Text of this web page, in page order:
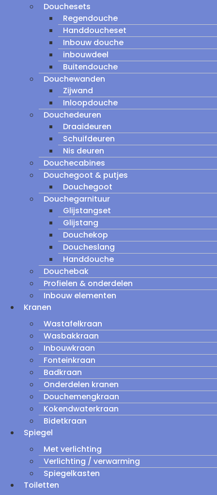
Douchesets
Regendouche
Handdoucheset
Inbouw douche
inbouwdeel
Buitendouche
Douchewanden
Zijwand
Inloopdouche
Douchedeuren
Draaideuren
Schuifdeuren
Nis deuren
Douchecabines
Douchegoot & putjes
Douchegoot
Douchegarnituur
Glijstangset
Glijstang
Douchekop
Doucheslang
Handdouche
Douchebak
Profielen & onderdelen
Inbouw elementen
Kranen
Wastafelkraan
Wasbakkraan
Inbouwkraan
Fonteinkraan
Badkraan
Onderdelen kranen
Douchemengkraan
Kokendwaterkraan
Bidetkraan
Spiegel
Met verlichting
Verlichting / verwarming
Spiegelkasten
Toiletten